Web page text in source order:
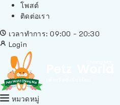
โพสต์
ติดต่อเรา
เวลาทำการ: 09:00 - 20:30
Login
หมวดหมู่